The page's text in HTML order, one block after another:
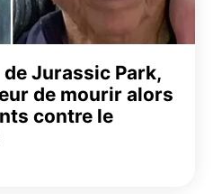
Jurassic Park,
de mourir alors
contre le